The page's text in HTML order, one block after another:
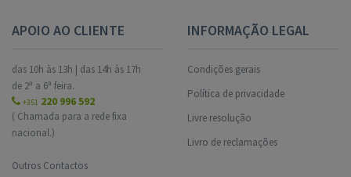
APOIO AO CLIENTE
das 10h às 13h | das 14h às 17h
de 2ª a 6ª feira.
+351 220 996 592
( Chamada para a rede fixa
nacional.)
Outros Contactos
INFORMAÇÃO LEGAL
Condições gerais
Política de privacidade
Livre resolução
Livro de reclamações